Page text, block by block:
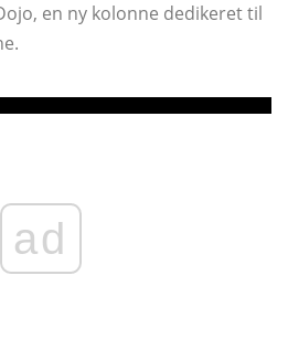
en ny kolonne dedikeret til
ad